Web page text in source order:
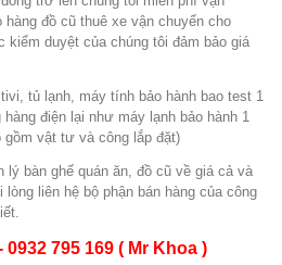
đồ cũ thuê xe vận chuyển cho
kiểm duyệt của chúng tôi đảm bảo giá
tủ lạnh, máy tính bảo hành bao test 1
điện lại như máy lạnh bảo hành 1
vật tư và công lắp đặt)
lý bàn ghế quán ăn, đồ cũ về giá cả và
liên hệ bộ phận bán hàng của công
0932 795 169 ( Mr Khoa )